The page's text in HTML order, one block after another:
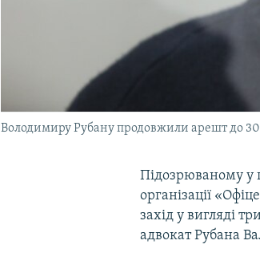
Володимиру Рубану продовжили арешт до
Підозрюваному у
організації
захід у вигляді
адвокат Рубана